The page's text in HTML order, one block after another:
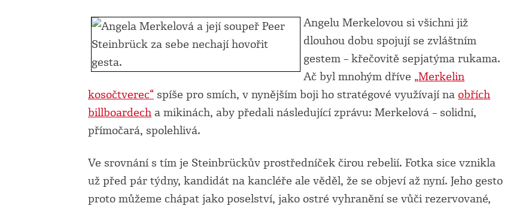
Angelu Merkelovou si všichni již
dlouhou dobu spojují se zvláštním
gestem – křečovitě sepjatýma rukama.
Ač byl mnohým dříve „Merkelin
kosočtverec“ spíše pro smích, v nynějším boji ho stratégové využívají na obřích
billboardech a mikinách, aby předali následující zprávu: Merkelová – solidní,
přímočará, spolehlivá.
Ve srovnání s tím je Steinbrückův prostředníček čirou rebelií. Fotka sice vznikla
už před pár týdny, kandidát na kancléře ale věděl, že se objeví až nyní. Jeho gesto
proto můžeme chápat jako poselství, jako ostré vyhranění se vůči rezervované,